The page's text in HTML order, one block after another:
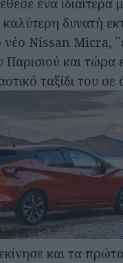
καλύτερη δυνατή
Nissan Micra,
και τώρα
ταξίδι του
και τα